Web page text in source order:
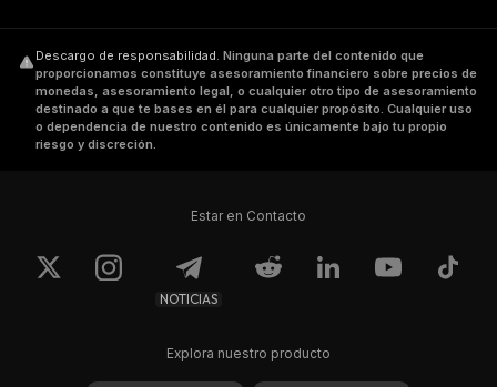
Descargo de responsabilidad. Ninguna parte del contenido que
proporcionamos constituye asesoramiento financiero sobre precios de
monedas, asesoramiento legal, o cualquier otro tipo de asesoramiento
destinado a que te bases en él para cualquier propósito. Cualquier uso
o dependencia de nuestro contenido es únicamente bajo tu propio
riesgo y discreción.
Estar en Contacto
NOTICIAS
Explora nuestro producto